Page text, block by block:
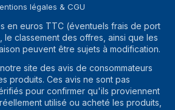
légales & CGU
en euros TTC (éventuels frais de port
le classement des offres, ainsi que les
peuvent être sujets à modification.
site des avis de consommateurs
produits. Ces avis ne sont pas
pour confirmer qu'ils proviennent
utilisé ou acheté les produits,